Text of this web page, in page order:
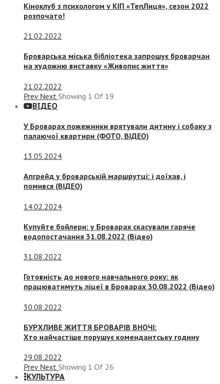
Кіноклуб з психологом у КІП «ТепЛиця», сезон 2022
розпочато!
21.02.2022
Броварська міська бібліотека запрошує броварчан
на художню виставку «Живопис життя»
21.02.2022
Prev Next Showing 1 Of 19
ВІДЕО
У Броварах пожежники врятували дитину і собаку з
палаючої квартири (ФОТО, ВІДЕО)
13.05.2024
Апгрейд у броварській маршрутці: і доїхав, і
помився (ВІДЕО)
14.02.2024
Купуйте бойлери: у Броварах скасували гаряче
водопостачання 31.08.2022 (Відео)
31.08.2022
Готовність до нового навчального року: як
працюватимуть ліцеї в Броварах 30.08.2022 (Відео)
30.08.2022
БУРХЛИВЕ ЖИТТЯ БРОВАРІВ ВНОЧІ:
Хто найчастіше порушує комендантську годину
29.08.2022
Prev Next Showing 1 Of 26
КУЛЬТУРА